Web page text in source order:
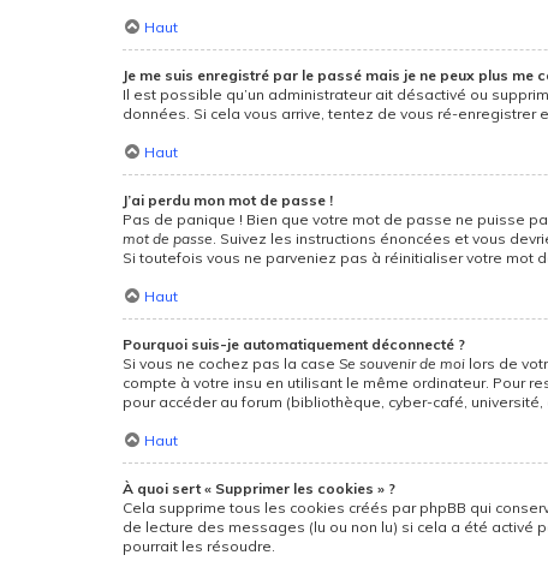
Haut
Je me suis enregistré par le passé mais je ne peux plus me
Il est possible qu’un administrateur ait désactivé ou
données. Si cela vous arrive, tentez de vous ré-enregistrer
Haut
J’ai perdu mon mot de passe !
Pas de panique ! Bien que votre mot de passe ne puisse
mot de passe. Suivez les instructions énoncées et vous
Si toutefois vous ne parveniez pas à réinitialiser votre mot
Haut
Pourquoi suis-je automatiquement déconnecté ?
Si vous ne cochez pas la caseSe souvenir de moi lors de
compte à votre insu en utilisant le même ordinateur. Pour
pour accéder au forum (bibliothèque, cyber-café,
Haut
À quoi sert « Supprimer les cookies » ?
Cela supprime tous les cookies créés par phpBB qui
de lecture des messages (lu ou non lu) si cela a été activé
pourrait les résoudre.